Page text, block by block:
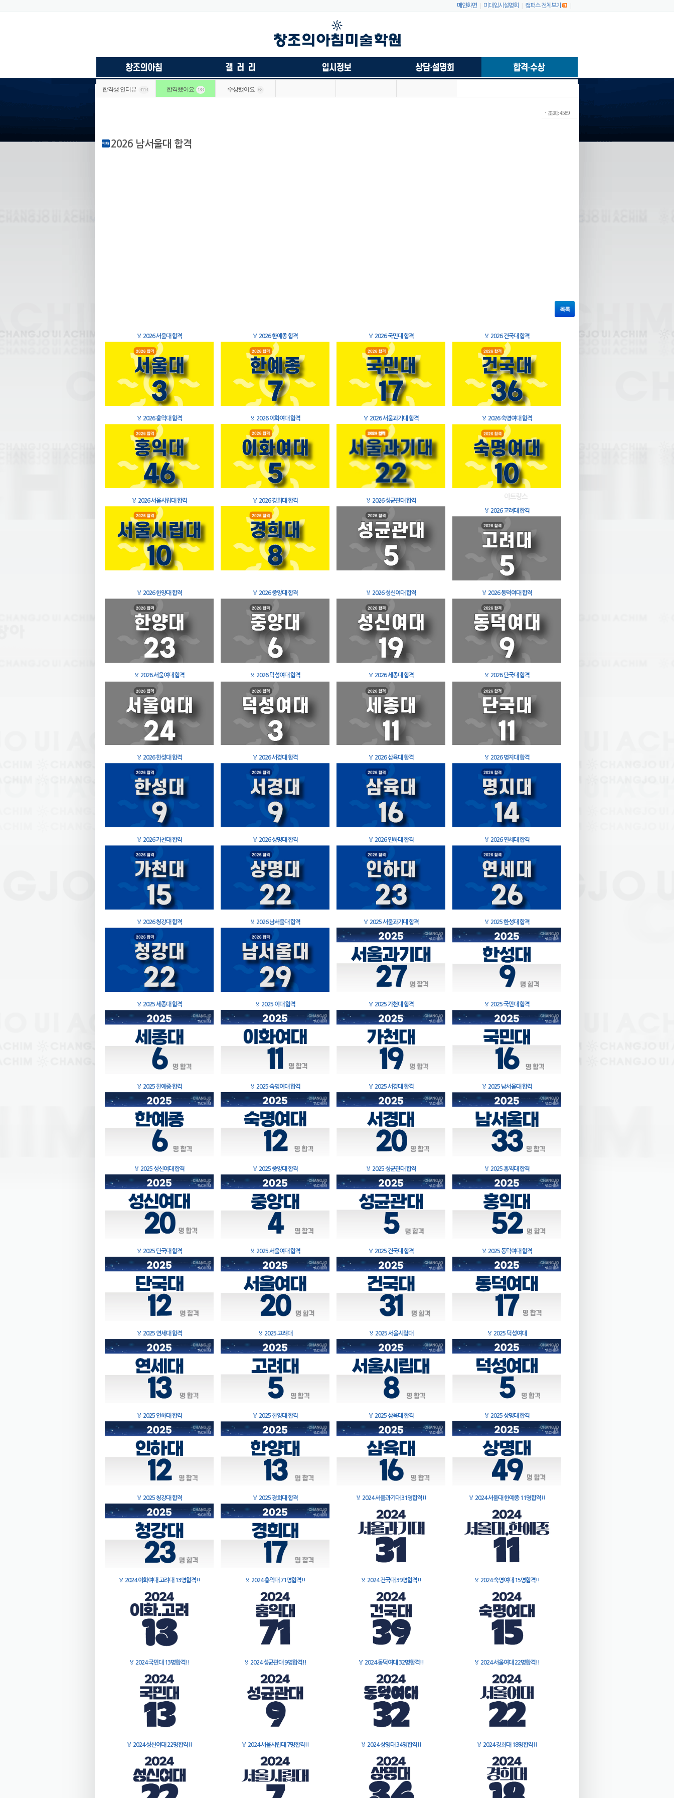
메인화면 미대입시설명회 캠퍼스 전체보기
합격생 인터뷰 4114 합격했어요 183 수상했어요 68
ㆍ조회: 4589
2026 남서울대 합격
목록
🏅 2026 서울대 합격 🏅 2026 한예종 합격 🏅 2026 국민대 합격 🏅 2026 건국대 합격
🏅 2026 홍익대 합격 🏅 2026 이화여대 합격 🏅 2026 서울과기대 합격 🏅 2026 숙명여대 합격
🏅 2026 서울시립대 합격 🏅 2026 경희대 합격 🏅 2026 성균관대 합격
🏅 2026 고려대 합격
🏅 2026 한양대 합격 🏅 2026 중앙대 합격 🏅 2026 성신여대 합격 🏅 2026 동덕여대 합격
🏅 2026 서울여대 합격 🏅 2026 덕성여대 합격 🏅 2026 세종대 합격 🏅 2026 단국대 합격
🏅 2026 한성대 합격 🏅 2026 서경대 합격 🏅 2026 삼육대 합격 🏅 2026 명지대 합격
🏅 2026 가천대 합격 🏅 2026 상명대 합격 🏅 2026 인하대 합격 🏅 2026 연세대 합격
🏅 2026 청강대 합격 🏅 2026 남서울대 합격 🏅 2025 서울과기대 합격 🏅 2025 한성대 합격
🏅 2025 세종대 합격 🏅 2025 이대 합격 🏅 2025 가천대 합격 🏅 2025 국민대 합격
🏅 2025 한예종 합격 🏅 2025 숙명여대 합격 🏅 2025 서경대 합격 🏅 2025 남서울대 합격
🏅 2025 성신여대 합격 🏅 2025 중앙대 합격 🏅 2025 성균관대 합격 🏅 2025 홍익대 합격
🏅 2025 단국대 합격 🏅 2025 서울여대 합격 🏅 2025 건국대 합격 🏅 2025 동덕여대 합격
🏅 2025 연세대 합격 🏅 2025 고려대 🏅 2025 서울시립대 🏅 2025 덕성여대
🏅 2025 인하대 합격 🏅 2025 한양대 합격 🏅 2025 삼육대 합격 🏅 2025 상명대 합격
🏅 2025 청강대 합격 🏅 2025 경희대 합격 🏅 2024 서울과기대 31명합격!! 🏅 2024 서울대 한예종 11명합격!!
🏅 2024 이화여대 고려대 13명합격!! 🏅 2024 홍익대 71명합격!! 🏅 2024 건국대 39명합격!! 🏅 2024 숙명여대 15명합격!!
🏅 2024 국민대 13명합격!! 🏅 2024 성균관대 9명합격!! 🏅 2024 동덕여대 32명합격!! 🏅 2024 서울여대 22명합격!!
🏅 2024 성신여대 22명합격!! 🏅 2024 서울시립대 7명합격!! 🏅 2024 상명대 34명합격!! 🏅 2024 경희대 18명합격!!